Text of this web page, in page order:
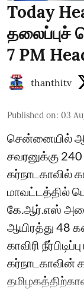
Today
தலைப்புச்
7 PM
thanthitv
Published on: 03
சென்னையில்
சவரனுக்கு 240
கர்நாடகாவில்
மாவட்டத்தில்
கே.ஆர்.எஸ்
ஆயிரத்து 48
காவிரி
கர்நாடகாவின்